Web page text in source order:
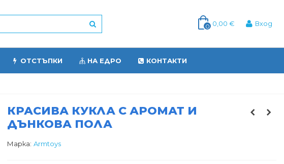
0 0,00 € Вход
ОТСТЪПКИ НА ЕДРО КОНТАКТИ
КРАСИВА КУКЛА С АРОМАТ И
ДЪНКОВА ПОЛА
Марка: Armtoys